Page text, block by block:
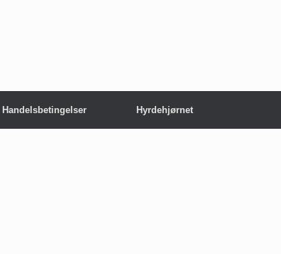
Handelsbetingelser Hyrdehjørnet